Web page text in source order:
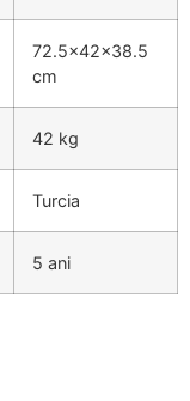
72.5x42x38.5
cm
42 kg
Turcia
5 ani